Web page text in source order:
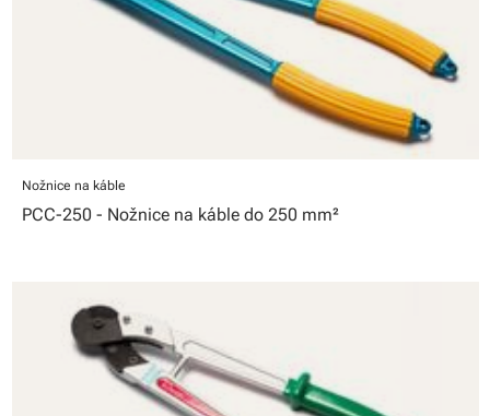
Nožnice na káble
PCC-250 - Nožnice na káble do 250 mm²